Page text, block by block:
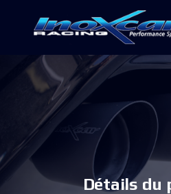
Détails du